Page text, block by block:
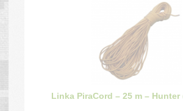
Linka PiraCord – 25 m – Hunter